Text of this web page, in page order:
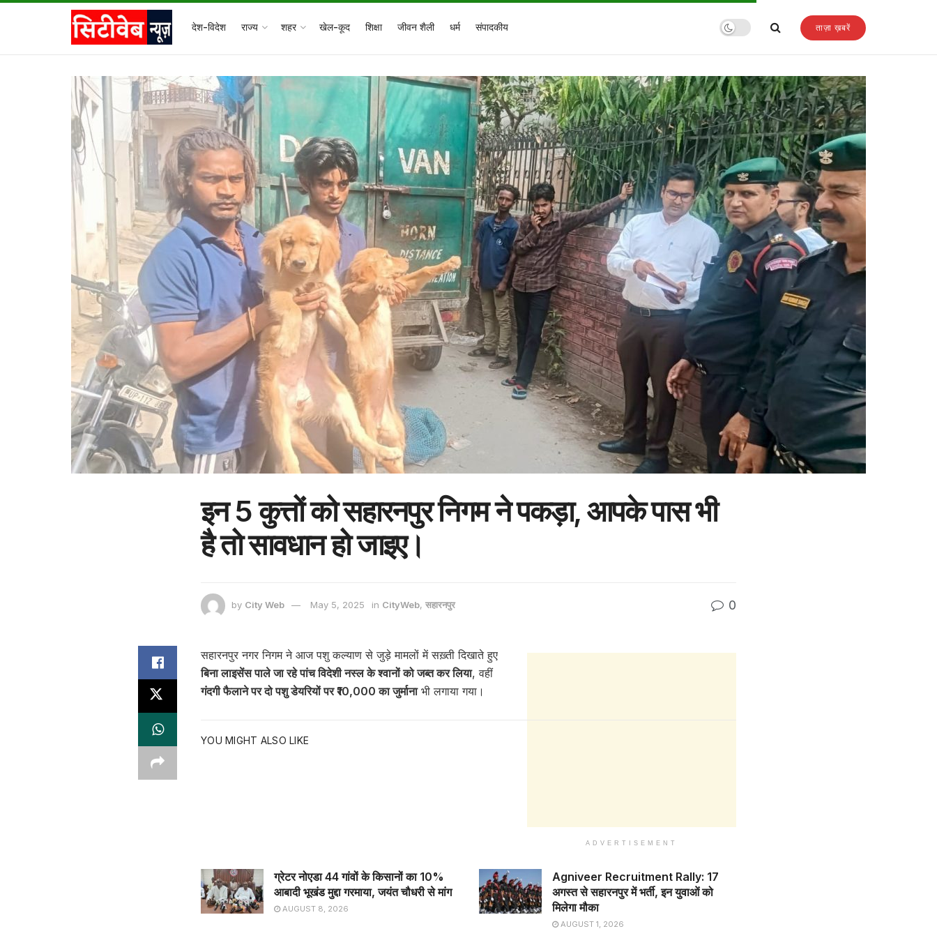
देश-विदेश राज्य शहर खेल-कूद शिक्षा जीवन शैली धर्म संपादकीय ताज़ा ख़बरें
इन 5 कुत्तों को सहारनपुर निगम ने पकड़ा, आपके पास भी
है तो सावधान हो जाइए।
by City Web May 5, 2025 in CityWeb, सहारनपुर 0
ADVERTISEMENT
सहारनपुर नगर निगम ने आज पशु कल्याण से जुड़े मामलों में सख़्ती दिखाते हुए
बिना लाइसेंस पाले जा रहे पांच विदेशी नस्ल के श्वानों को जब्त कर लिया, वहीं
गंदगी फैलाने पर दो पशु डेयरियों पर ₹10,000 का जुर्मानाभी लगाया गया।
YOU MIGHT ALSO LIKE
ग्रेटर नोएडा 44 गांवों के किसानों का 10%
आबादी भूखंड मुद्दा गरमाया, जयंत चौधरी से मांग
AUGUST 8, 2026
Agniveer Recruitment Rally: 17
अगस्त से सहारनपुर में भर्ती, इन युवाओं को
मिलेगा मौका
AUGUST 1, 2026